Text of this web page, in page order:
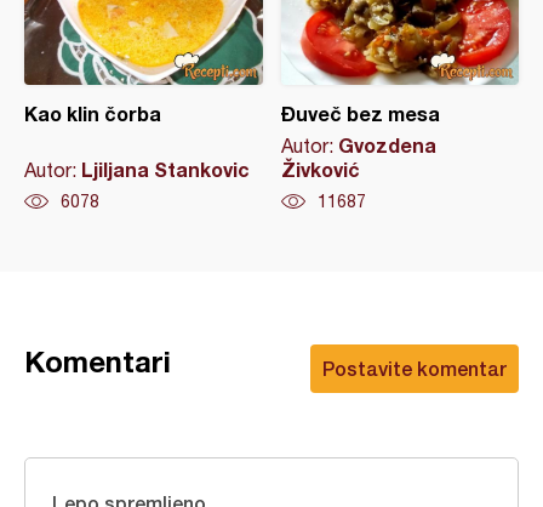
Kao klin čorba
Autor: Ljiljana Stankovic
6078
Đuveč bez mesa
Autor: Gvozdena
Živković
11687
Postavite komentar
Komentari
Lepo spremljeno